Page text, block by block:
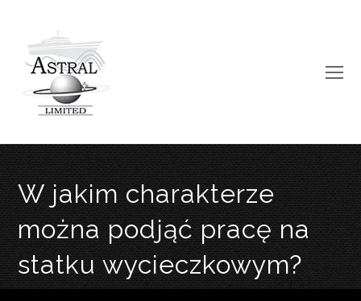
W jakim charakterze
można podjąć pracę na
statku wycieczkowym?